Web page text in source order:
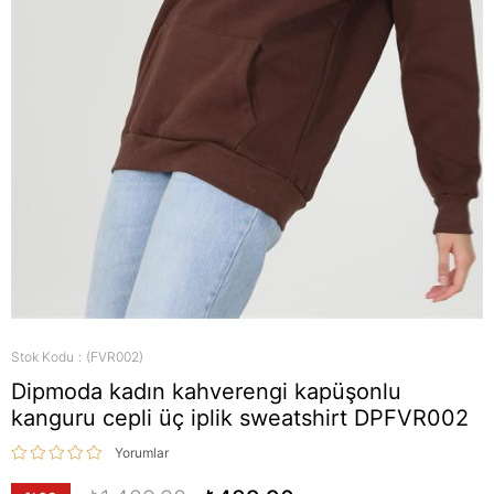
Stok Kodu (FVR002)
Dipmoda kadın kahverengi kapüşonlu
kanguru cepli üç iplik sweatshirt DPFVR002
Yorumlar